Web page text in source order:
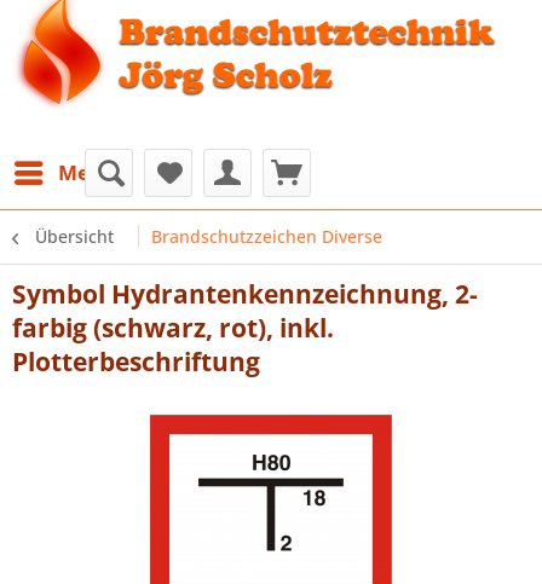
Menü
Übersicht Brandschutzzeichen Diverse
Symbol Hydrantenkennzeichnung, 2-
farbig (schwarz, rot), inkl.
Plotterbeschriftung